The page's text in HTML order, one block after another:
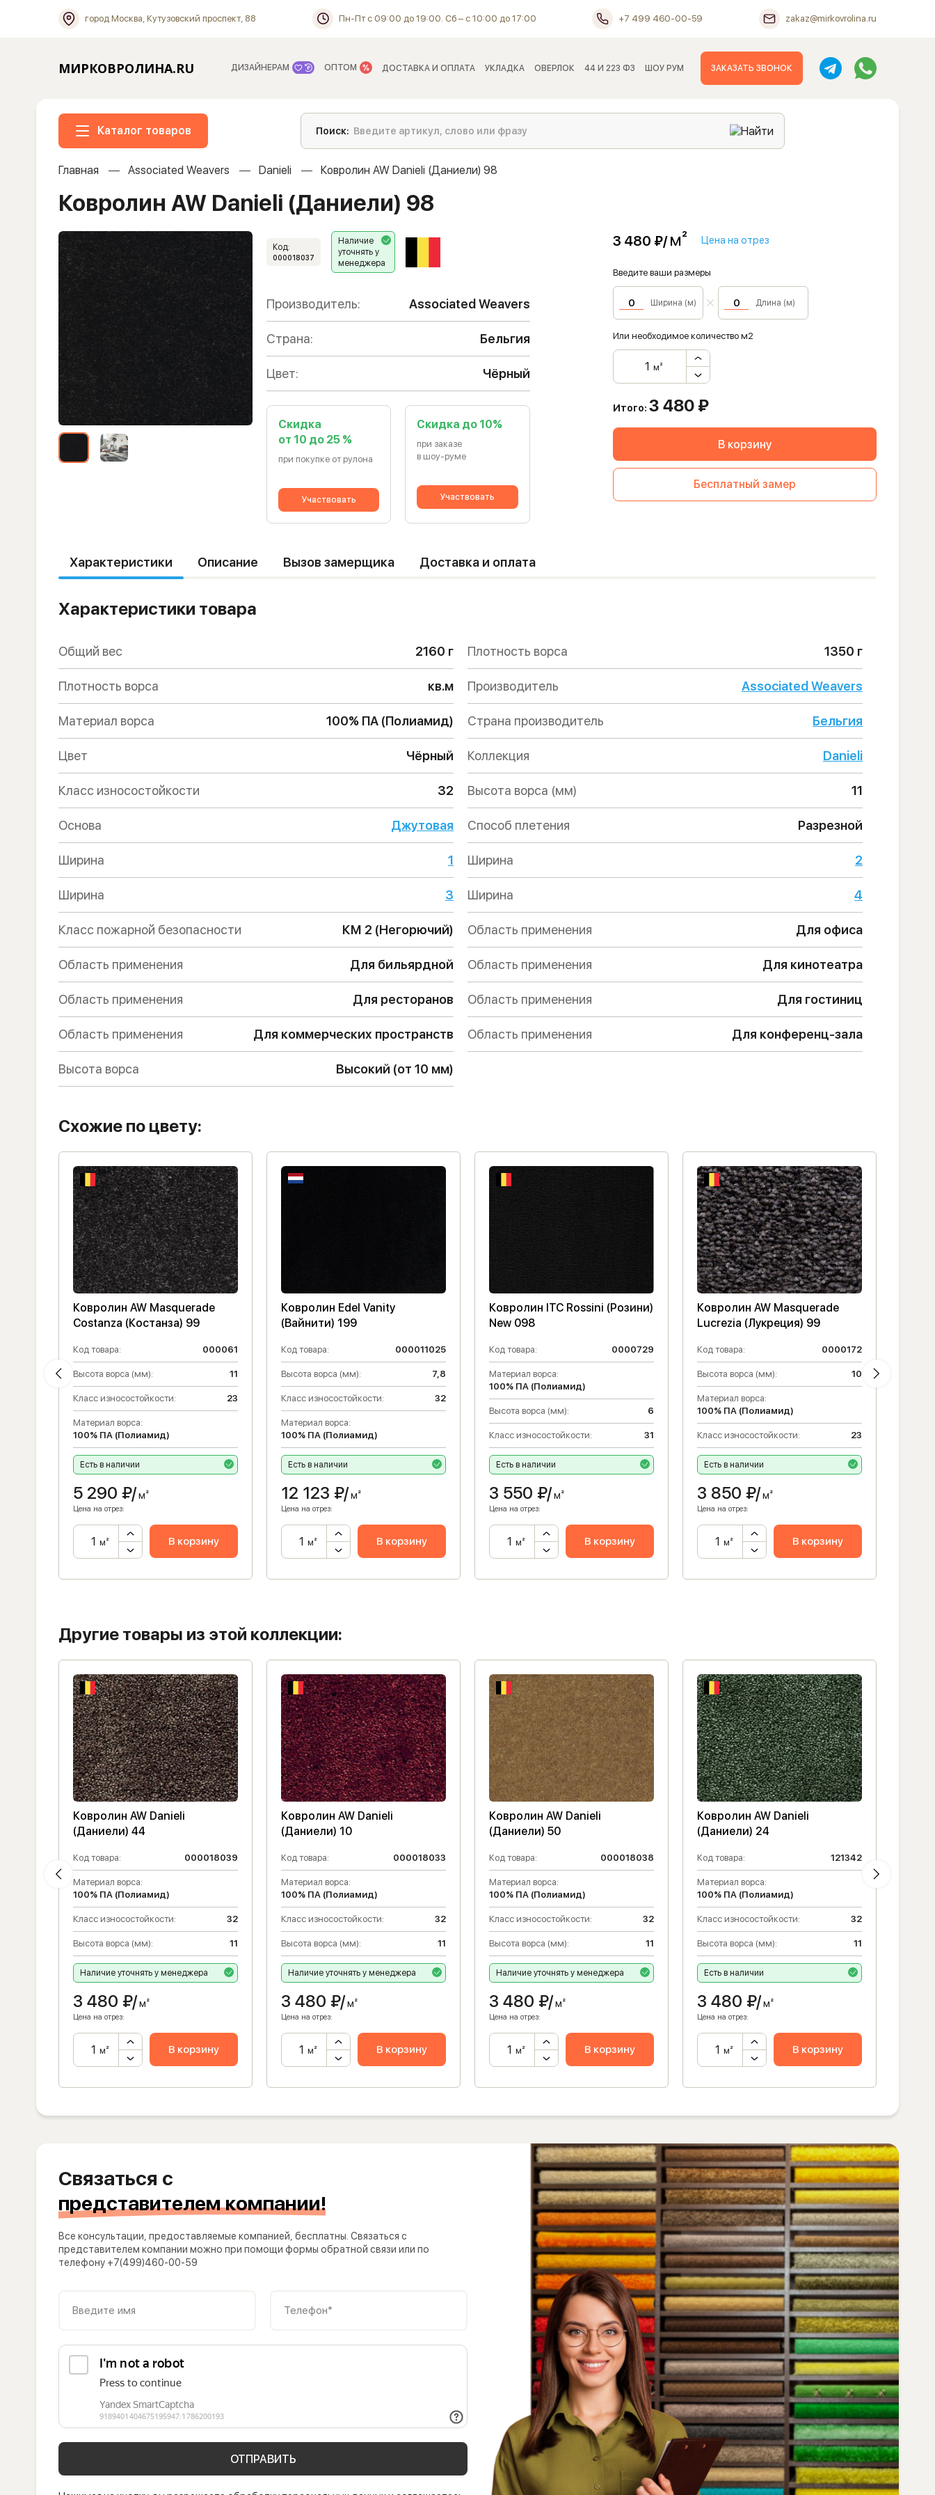
город Москва, Кутузовский проспект, 88 Пн-Пт с 09:00 до 19:00. Сб – с 10:00 до 17:00 +7 499 460-00-59 zakaz@mirkovrolina.ru
МИРКОВРОЛИНА.RU ДИЗАЙНЕРАМ ОПТОМ ДОСТАВКА И ОПЛАТА УКЛАДКА ОВЕРЛОК 44 И 223 ФЗ ШОУ РУМ ЗАКАЗАТЬ ЗВОНОК
Каталог товаров
Главная Associated Weavers Danieli Ковролин AW Danieli (Даниели) 98
Ковролин AW Danieli (Даниели) 98
Код:
000018037
Наличие
уточнять у
менеджера
Производитель: Associated Weavers
Страна: Бельгия
Цвет: Чёрный
Скидка
от 10 до 25 %
при покупке от рулона
Участвовать
Cкидка до 10%
при заказе
в шоу-руме
Участвовать
3 480 ₽/м² Цена на отрез
Введите ваши размеры
Ширина (м) Длина (м)
Или необходимое количество м2
м²
Итого:3 480 ₽
В корзину
Бесплатный замер
Характеристики Описание Вызов замерщика Доставка и оплата
Характеристики товара
Общий вес 2160 г Плотность ворса 1350 г
Плотность ворса кв.м Производитель Associated Weavers
Материал ворса 100% ПА (Полиамид) Страна производитель Бельгия
Цвет Чёрный Коллекция Danieli
Класс износостойкости 32 Высота ворса (мм) 11
Основа Джутовая Способ плетения Разрезной
Ширина 1 Ширина 2
Ширина 3 Ширина 4
Класс пожарной безопасности КМ 2 (Негорючий) Область применения Для офиса
Область применения Для бильярдной Область применения Для кинотеатра
Область применения Для ресторанов Область применения Для гостиниц
Область применения Для коммерческих пространств Область применения Для конференц-зала
Высота ворса Высокий (от 10 мм)
Схожие по цвету:
Ковролин AW Masquerade
Costanza (Костанза) 99
Код товара: 000061
Высота ворса (мм): 11
Класс износостойкости: 23
Материал ворса:
100% ПА (Полиамид)
Есть в наличии
5 290 ₽/м²
Цена на отрез:
м² В корзину
Ковролин Edel Vanity
(Вайнити) 199
Код товара: 000011025
Высота ворса (мм): 7,8
Класс износостойкости: 32
Материал ворса:
100% ПА (Полиамид)
Есть в наличии
12 123 ₽/м²
Цена на отрез:
м² В корзину
Ковролин ITC Rossini (Розини)
New 098
Код товара: 0000729
Материал ворса:
100% ПА (Полиамид)
Высота ворса (мм): 6
Класс износостойкости: 31
Есть в наличии
3 550 ₽/м²
Цена на отрез:
м² В корзину
Ковролин AW Masquerade
Lucrezia (Лукреция) 99
Код товара: 0000172
Высота ворса (мм): 10
Материал ворса:
100% ПА (Полиамид)
Класс износостойкости: 23
Есть в наличии
3 850 ₽/м²
Цена на отрез:
м² В корзину
Другие товары из этой коллекции:
Ковролин AW Danieli
(Даниели) 44
Код товара: 000018039
Материал ворса:
100% ПА (Полиамид)
Класс износостойкости: 32
Высота ворса (мм): 11
Наличие уточнять у менеджера
3 480 ₽/м²
Цена на отрез:
м² В корзину
Ковролин AW Danieli
(Даниели) 10
Код товара: 000018033
Материал ворса:
100% ПА (Полиамид)
Класс износостойкости: 32
Высота ворса (мм): 11
Наличие уточнять у менеджера
3 480 ₽/м²
Цена на отрез:
м² В корзину
Ковролин AW Danieli
(Даниели) 50
Код товара: 000018038
Материал ворса:
100% ПА (Полиамид)
Класс износостойкости: 32
Высота ворса (мм): 11
Наличие уточнять у менеджера
3 480 ₽/м²
Цена на отрез:
м² В корзину
Ковролин AW Danieli
(Даниели) 24
Код товара: 121342
Материал ворса:
100% ПА (Полиамид)
Класс износостойкости: 32
Высота ворса (мм): 11
Есть в наличии
3 480 ₽/м²
Цена на отрез:
м² В корзину
Связаться с
представителем компании!
Все консультации, предоставляемые компанией, бесплатны. Связаться с
представителем компании можно при помощи формы обратной связи или по
телефону +7(499)460-00-59
Введите имя Телефон*
ОТПРАВИТЬ